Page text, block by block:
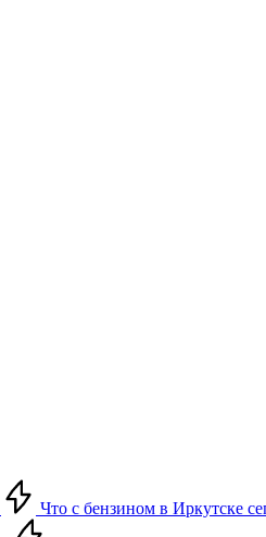
Что с бензином в Иркутске